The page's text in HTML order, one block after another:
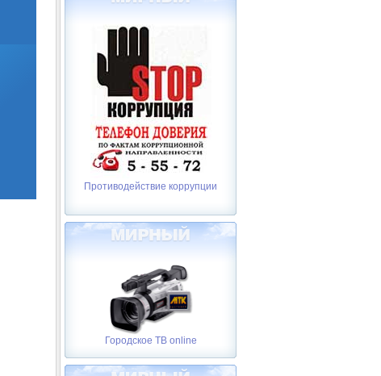
Противодействие коррупции
Городское ТВ online